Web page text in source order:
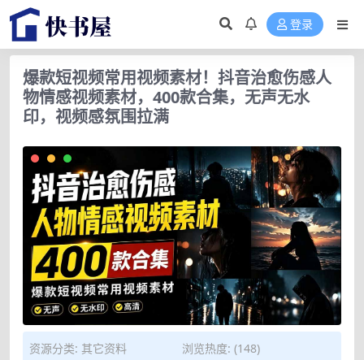
登录
爆款短视频常用视频素材！抖音治愈伤感人
物情感视频素材，400款合集，无声无水
印，视频感氛围拉满
资源分类: 其它资料
浏览热度: (148)